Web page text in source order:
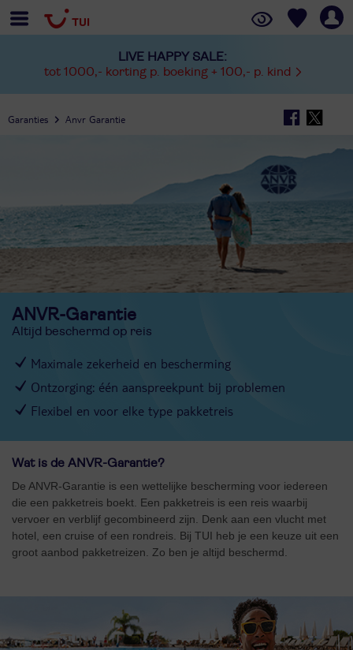
LIVE HAPPY SALE:
tot 1000,- korting p. boeking + 100,- p. kind
Garanties Anvr Garantie
ANVR-Garantie
Altijd beschermd op reis
Maximale zekerheid en bescherming
Ontzorging: één aanspreekpunt bij problemen
Flexibel en voor elke type pakketreis
Wat is de ANVR-Garantie?
De ANVR-Garantie is een wettelijke bescherming voor iedereen
die een pakketreis boekt. Een pakketreis is een reis waarbij
vervoer en verblijf gecombineerd zijn. Denk aan een vlucht met
hotel, een cruise of een rondreis. Bij TUI heb je een keuze uit een
groot aanbod pakketreizen. Zo ben je altijd beschermd.